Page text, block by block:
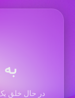
در حال خلق